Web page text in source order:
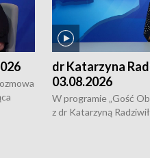
dr Katarzyna
03.08.2026
W programie „Gość
z dr Katarzyną